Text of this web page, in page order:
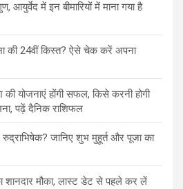
में इन बीमारियों में माना गया है
की 24वीं किस्त? ऐसे चेक करें अपना
योजनाएं होंगी सफल, किसे करनी होगी
पढ़ें दैनिक राशिफल
रुद्राभिषेक? जानिए शुभ मुहूर्त और पूजा का
शानदार मौका, लास्ट डेट से पहले कर लें